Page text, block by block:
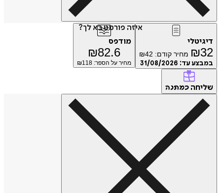
איזה פורמט בא לך?
דיגיטלי
₪32 מחיר קודם: ₪42
במבצע עד: 31/08/2026
מודפס
₪82.6
מחיר על הספר: ₪ 118
שליחה כמתנה